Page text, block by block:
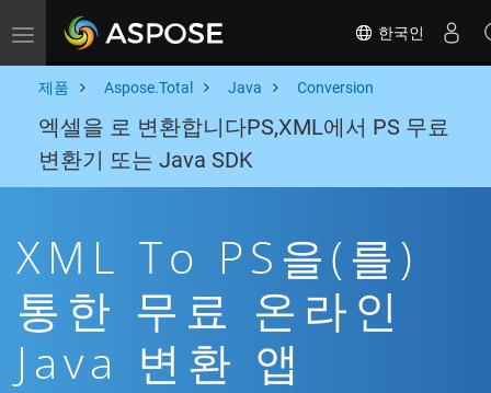
Toggle navigation 한국인
제품 Aspose.Total Java Conversion
엑셀을 로 변환합니다PS,XML에서 PS 무료
변환기 또는 Java SDK
XML To PS을(를)
통한 무료 온라인
Java 변환 앱